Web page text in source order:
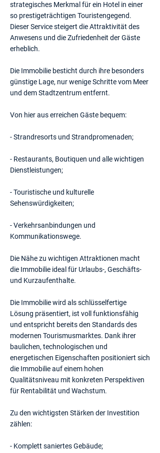
strategisches Merkmal für ein Hotel in einer
so prestigeträchtigen Touristengegend.
Dieser Service steigert die Attraktivität des
Anwesens und die Zufriedenheit der Gäste
erheblich.
Die Immobilie besticht durch ihre besonders
günstige Lage, nur wenige Schritte vom Meer
und dem Stadtzentrum entfernt.
Von hier aus erreichen Gäste bequem:
- Strandresorts und Strandpromenaden;
- Restaurants, Boutiquen und alle wichtigen
Dienstleistungen;
- Touristische und kulturelle
Sehenswürdigkeiten;
- Verkehrsanbindungen und
Kommunikationswege.
Die Nähe zu wichtigen Attraktionen macht
die Immobilie ideal für Urlaubs-, Geschäfts-
und Kurzaufenthalte.
Die Immobilie wird als schlüsselfertige
Lösung präsentiert, ist voll funktionsfähig
und entspricht bereits den Standards des
modernen Tourismusmarktes. Dank ihrer
baulichen, technologischen und
energetischen Eigenschaften positioniert sich
die Immobilie auf einem hohen
Qualitätsniveau mit konkreten Perspektiven
für Rentabilität und Wachstum.
Zu den wichtigsten Stärken der Investition
zählen:
- Komplett saniertes Gebäude;